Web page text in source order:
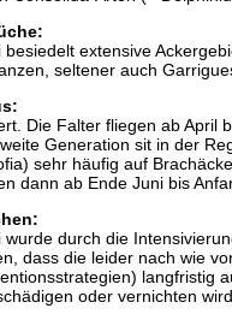
extensive
seltener auch
Die Falter fliegen ab April
Generation sit in der
sehr häufig auf
dann ab Ende Juni bis
wurde durch die
dass die leider nach wie
langfristig
oder vernichten wird.